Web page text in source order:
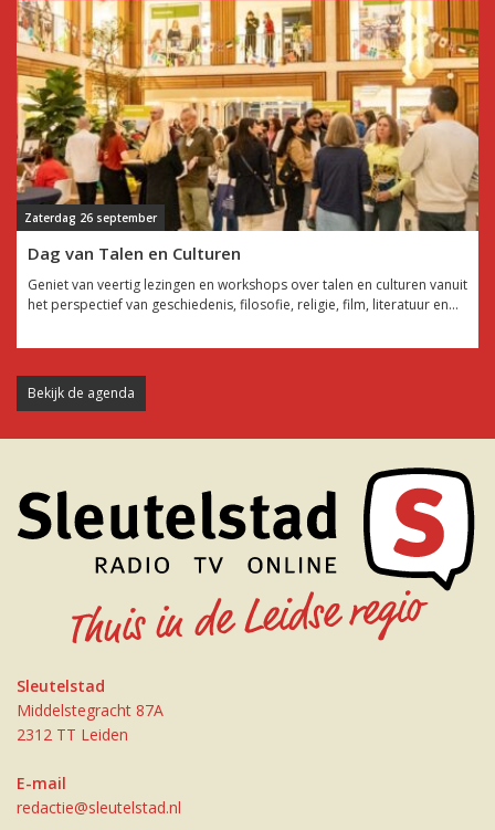
Zaterdag 26 september
Dag van Talen en Culturen
Geniet van veertig lezingen en workshops over talen en culturen vanuit
het perspectief van geschiedenis, filosofie, religie, film, literatuur en...
Bekijk de agenda
Sleutelstad
Middelstegracht 87A
2312 TT Leiden
E-mail
redactie@sleutelstad.nl